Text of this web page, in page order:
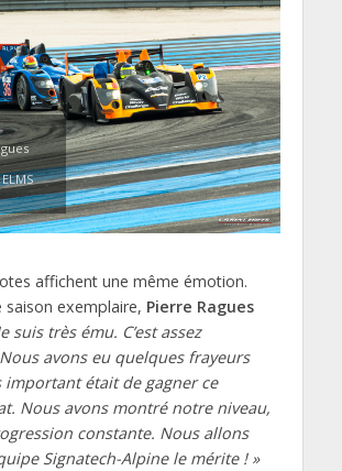
affichent une même émotion.
saison exemplaire, Pierre Ragues
suis très ému. C’est assez
avons eu quelques frayeurs
important était de gagner ce
Nous avons montré notre niveau,
constante. Nous allons
Signatech-Alpine le mérite ! »